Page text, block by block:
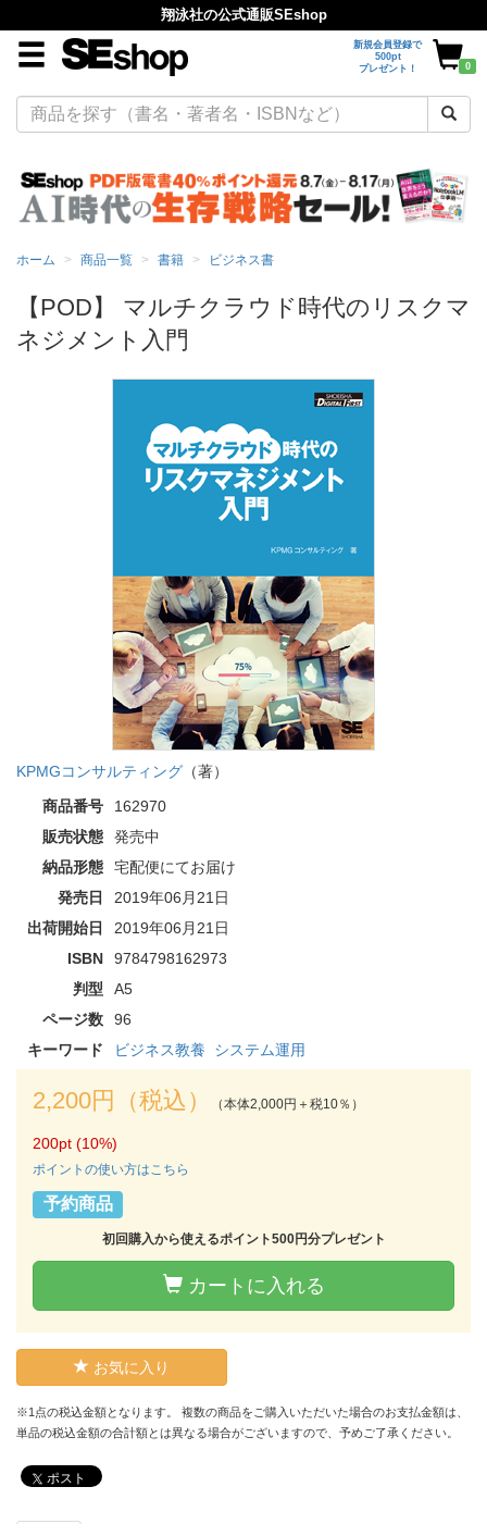
翔泳社の公式通販SEshop
新規会員登録で
500pt
プレゼント！
0
ホーム 商品一覧 書籍 ビジネス書
【POD】 マルチクラウド時代のリスクマ
ネジメント入門
KPMGコンサルティング （著）
商品番号
162970
販売状態
発売中
納品形態
宅配便にてお届け
発売日
2019年06月21日
出荷開始日
2019年06月21日
ISBN
9784798162973
判型
A5
ページ数
96
キーワード
ビジネス教養 システム運用
2,200円（税込） （本体2,000円＋税10％）
200pt (10%)
ポイントの使い方はこちら
予約商品
初回購入から使えるポイント500円分プレゼント
カートに入れる
お気に入り
※1点の税込金額となります。 複数の商品をご購入いただいた場合のお支払金額は、
単品の税込金額の合計額とは異なる場合がございますので、予めご了承ください。
ポスト